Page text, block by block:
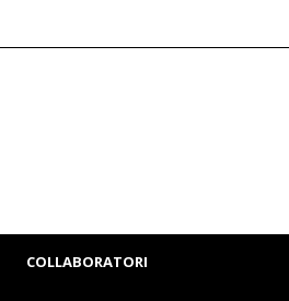
COLLABORATORI